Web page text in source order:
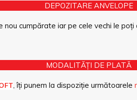
DEPOZITARE ANVELOPE
nou cumpărate iar pe cele vechi le
MODALITĂȚI DE PLATĂ
, îți punem la dispoziție următoarele